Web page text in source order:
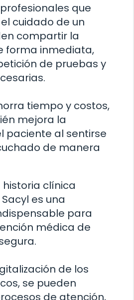
que
cuidado de un
compartir la
forma inmediata,
de pruebas y
tiempo y costos,
mejora la
paciente al sentirse
de manera
historia clínica
es una
para
médica de
de los
se pueden
de atención,